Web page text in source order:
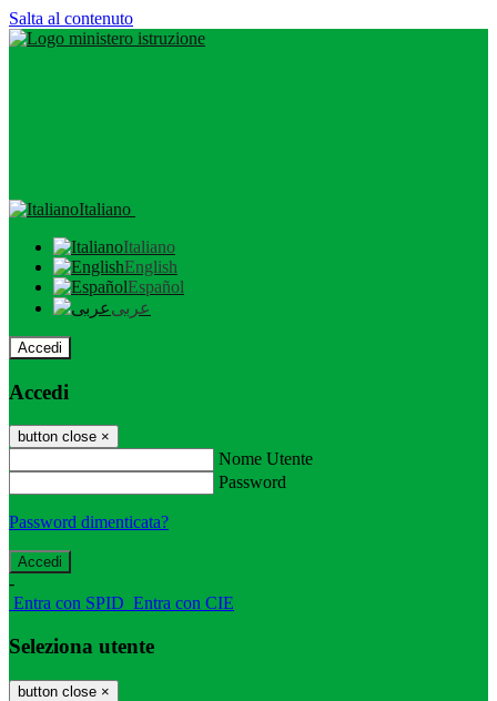
Salta al contenuto
Italiano
Italiano
English
Español
عربى
Accedi
Accedi
button close ×
Nome Utente
Password
Password dimenticata?
-
Entra con SPID Entra con CIE
Seleziona utente
button close ×